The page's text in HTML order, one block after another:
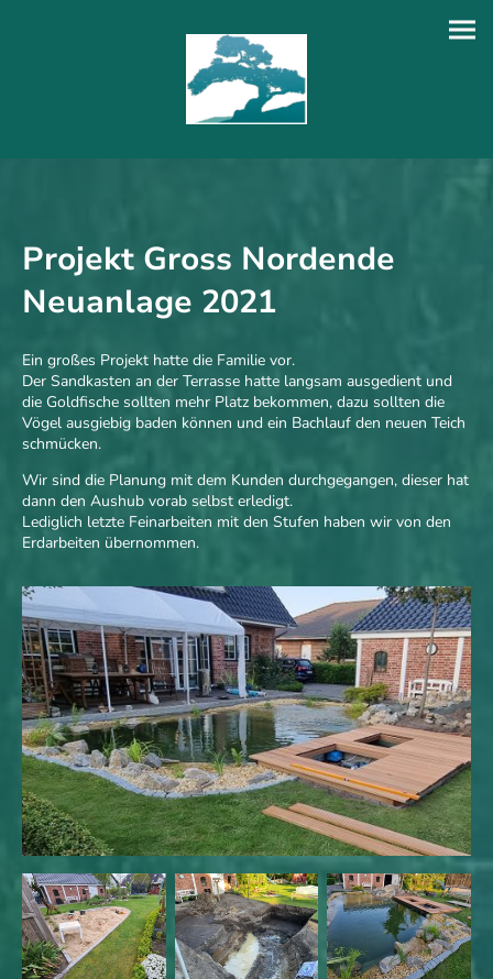
Projekt Gross Nordende
Neuanlage 2021
Ein großes Projekt hatte die Familie vor.
Der Sandkasten an der Terrasse hatte langsam ausgedient und
die Goldfische sollten mehr Platz bekommen, dazu sollten die
Vögel ausgiebig baden können und ein Bachlauf den neuen Teich
schmücken.
Wir sind die Planung mit dem Kunden durchgegangen, dieser hat
dann den Aushub vorab selbst erledigt.
Lediglich letzte Feinarbeiten mit den Stufen haben wir von den
Erdarbeiten übernommen.